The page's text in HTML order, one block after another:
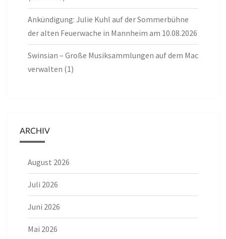
Ankündigung: Julie Kuhl auf der Sommerbühne
der alten Feuerwache in Mannheim am 10.08.2026
Swinsian – Große Musiksammlungen auf dem Mac
verwalten (1)
ARCHIV
August 2026
Juli 2026
Juni 2026
Mai 2026